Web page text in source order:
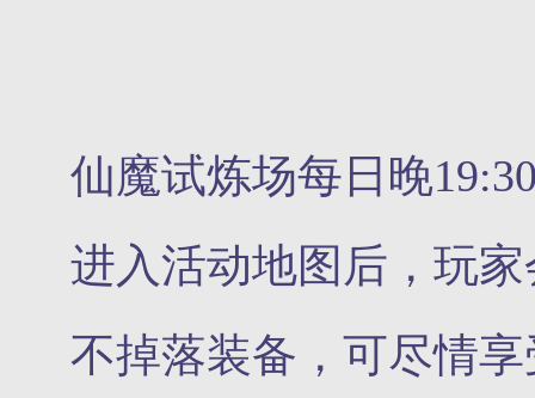
仙魔试炼场每日晚
进入活动地图后，玩
不掉落装备，可尽情享